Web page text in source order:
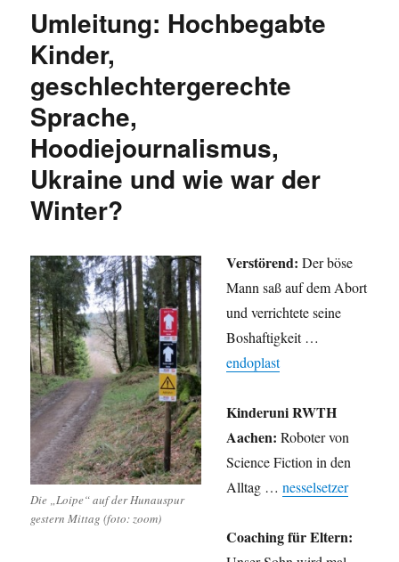
Corona
Umleitung: Hochbegabte
Kinder,
geschlechtergerechte
Sprache,
Hoodiejournalismus,
Ukraine und wie war der
Winter?
Die „Loipe“ auf der Hunauspur
gestern Mittag (foto: zoom)
Verstörend: Der böse
Mann saß auf dem Abort
und verrichtete seine
Boshaftigkeit …
endoplast
Kinderuni RWTH
Aachen: Roboter von
Science Fiction in den
Alltag …nesselsetzer
Coaching für Eltern: